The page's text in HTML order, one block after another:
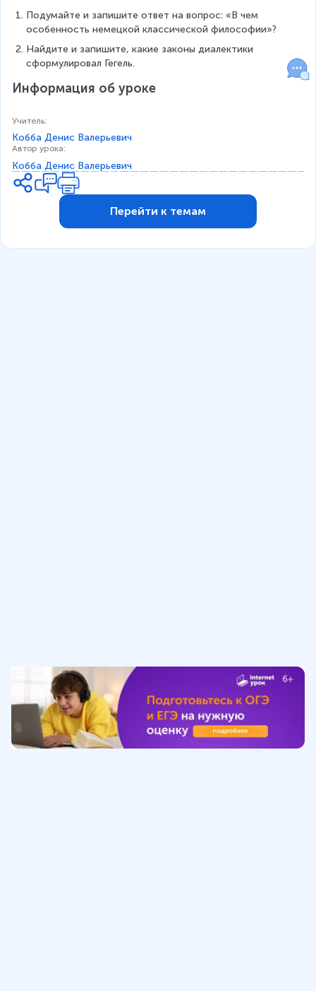
Подумайте и запишите ответ на вопрос: «В чем
особенность немецкой классической философии»?
Найдите и запишите, какие законы диалектики
сформулировал Гегель.
Информация об уроке
Учитель:
Кобба Денис Валерьевич
Автор урока:
Кобба Денис Валерьевич
Перейти к темам